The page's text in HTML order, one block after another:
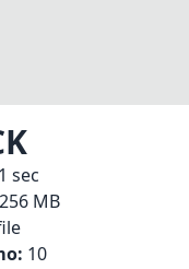
1 sec
256 MB
10